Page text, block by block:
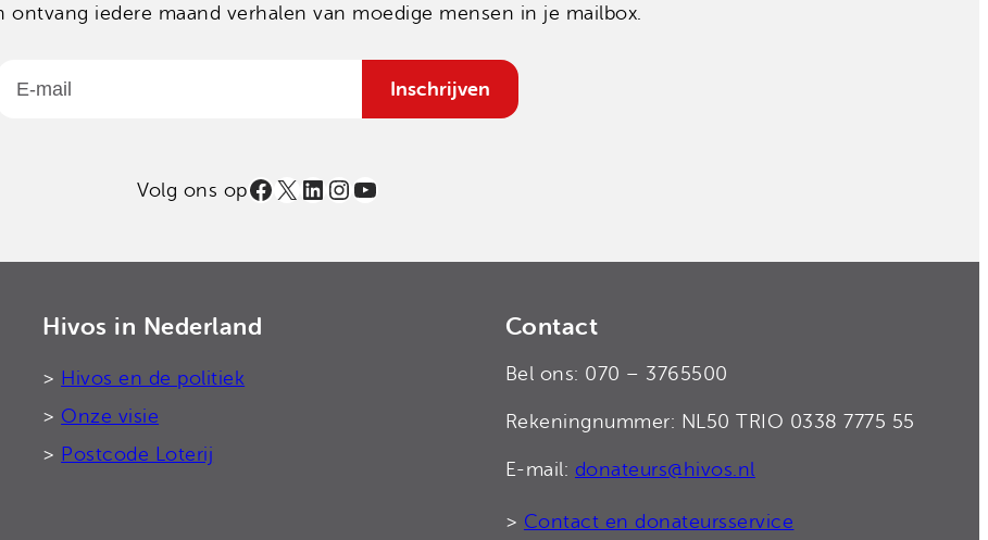
ontvang iedere maand verhalen van moedige mensen in je mailbox.
Inschrijven
Volg ons opFacebook
X LinkedIn
Instagram
YouTube
Hivos in Nederland
> Hivos en de politiek
> Onze visie
> Postcode Loterij
Contact
Bel ons: 070 – 3765500
Rekeningnummer: NL50 TRIO 0338 7775 55
E-mail: donateurs@hivos.nl
> Contact en donateursservice